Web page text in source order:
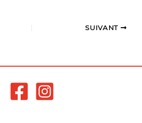
SUIVANT